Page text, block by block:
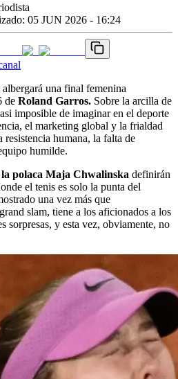
05 JUN 2026 - 16:24
una final femenina
de Roland Garros. Sobre la arcilla de
imposible de imaginar en el deporte
el marketing global y la frialdad
humana, la falta de
humilde.
polaca Maja Chwalinska definirán
el tenis es solo la punta del
una vez más que
slam, tiene a los aficionados a los
sorpresas, y esta vez, obviamente, no